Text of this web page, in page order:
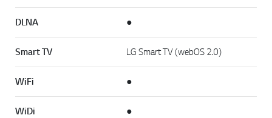
DLNA ●
Smart TV LG Smart TV (webOS 2.0)
WiFi ●
WiDi ●